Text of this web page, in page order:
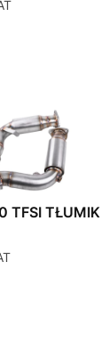
TFSI TŁUMIK